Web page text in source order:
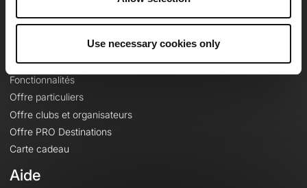
Use necessary cookies only
Le Mag'
Fonds de cartes topographiques
Fonctionnalités
Offre particuliers
Offre clubs et organisateurs
Offre PRO Destinations
Carte cadeau
Aide